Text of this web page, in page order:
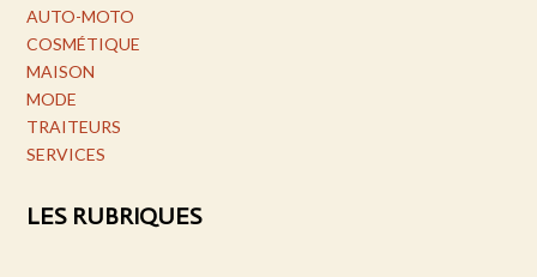
AUTO-MOTO
COSMÉTIQUE
MAISON
MODE
TRAITEURS
SERVICES
LES RUBRIQUES